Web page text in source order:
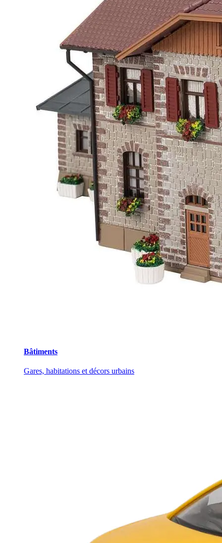
Bâtiments
Gares, habitations et décors urbains